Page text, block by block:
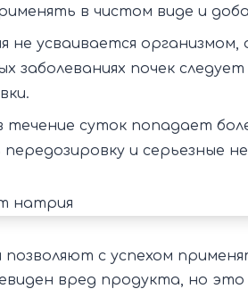
в чистом виде и
не усваивается
заболеваниях почек
течение суток попадает
и серьезные
позволяют с успехом
вред продукта, но